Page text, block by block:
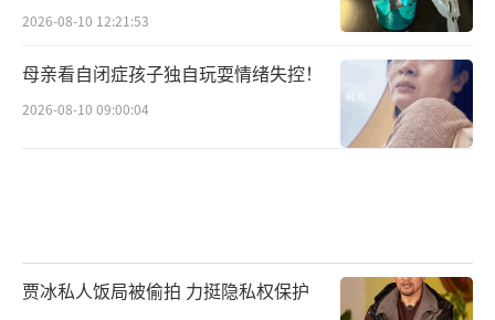
2026-08-10 12:21:53
母亲看自闭症孩子独自玩耍情绪失控！
2026-08-10 09:00:04
贾冰私人饭局被偷拍 力挺隐私权保护